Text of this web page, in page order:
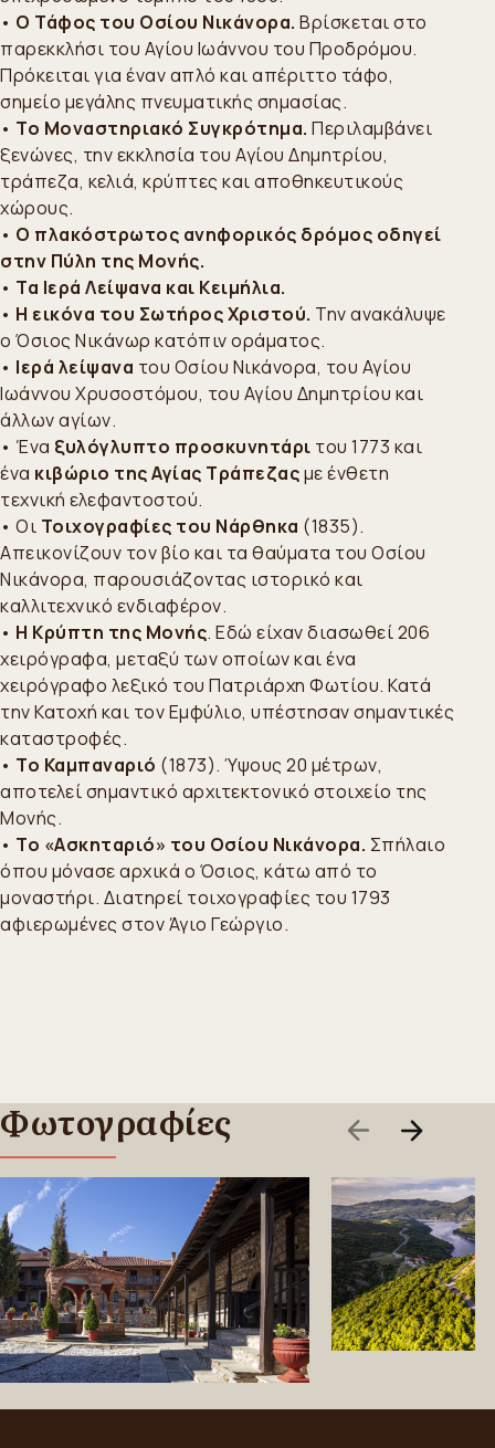
• Ο Τάφος του Οσίου Νικάνορα. Βρίσκεται στο
παρεκκλήσι του Αγίου Ιωάννου του Προδρόμου.
Πρόκειται για έναν απλό και απέριττο τάφο,
σημείο μεγάλης πνευματικής σημασίας.
• Το Μοναστηριακό Συγκρότημα. Περιλαμβάνει
ξενώνες, την εκκλησία του Αγίου Δημητρίου,
τράπεζα, κελιά, κρύπτες και αποθηκευτικούς
χώρους.
• Ο πλακόστρωτος ανηφορικός δρόμος οδηγεί
στην Πύλη της Μονής.
• Τα Ιερά Λείψανα και Κειμήλια.
• Η εικόνα του Σωτήρος Χριστού. Την ανακάλυψε
ο Όσιος Νικάνωρ κατόπιν οράματος.
• Ιερά λείψανα του Οσίου Νικάνορα, του Αγίου
Ιωάννου Χρυσοστόμου, του Αγίου Δημητρίου και
άλλων αγίων.
• Ένα ξυλόγλυπτο προσκυνητάρι του 1773 και
ένα κιβώριο της Αγίας Τράπεζαςμε ένθετη
τεχνική ελεφαντοστού.
• Οι Τοιχογραφίες του Νάρθηκα (1835).
Απεικονίζουν τον βίο και τα θαύματα του Οσίου
Νικάνορα, παρουσιάζοντας ιστορικό και
καλλιτεχνικό ενδιαφέρον.
• Η Κρύπτη της Μονής. Εδώ είχαν διασωθεί 206
χειρόγραφα, μεταξύ των οποίων και ένα
χειρόγραφο λεξικό του Πατριάρχη Φωτίου. Κατά
την Κατοχή και τον Εμφύλιο, υπέστησαν σημαντικές
καταστροφές.
• Το Καμπαναριό (1873). Ύψους 20 μέτρων,
αποτελεί σημαντικό αρχιτεκτονικό στοιχείο της
Μονής.
• Το «Ασκηταριό» του Οσίου Νικάνορα. Σπήλαιο
όπου μόνασε αρχικά ο Όσιος, κάτω από το
μοναστήρι. Διατηρεί τοιχογραφίες του 1793
αφιερωμένες στον Άγιο Γεώργιο.
Φωτογραφίες